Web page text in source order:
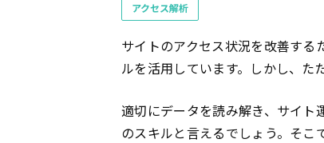
アクセス解析
サイトのアクセス状況を改善する
ルを活用しています。しかし、た
適切にデータを読み解き、サイト
のスキルと言えるでしょう。そこ